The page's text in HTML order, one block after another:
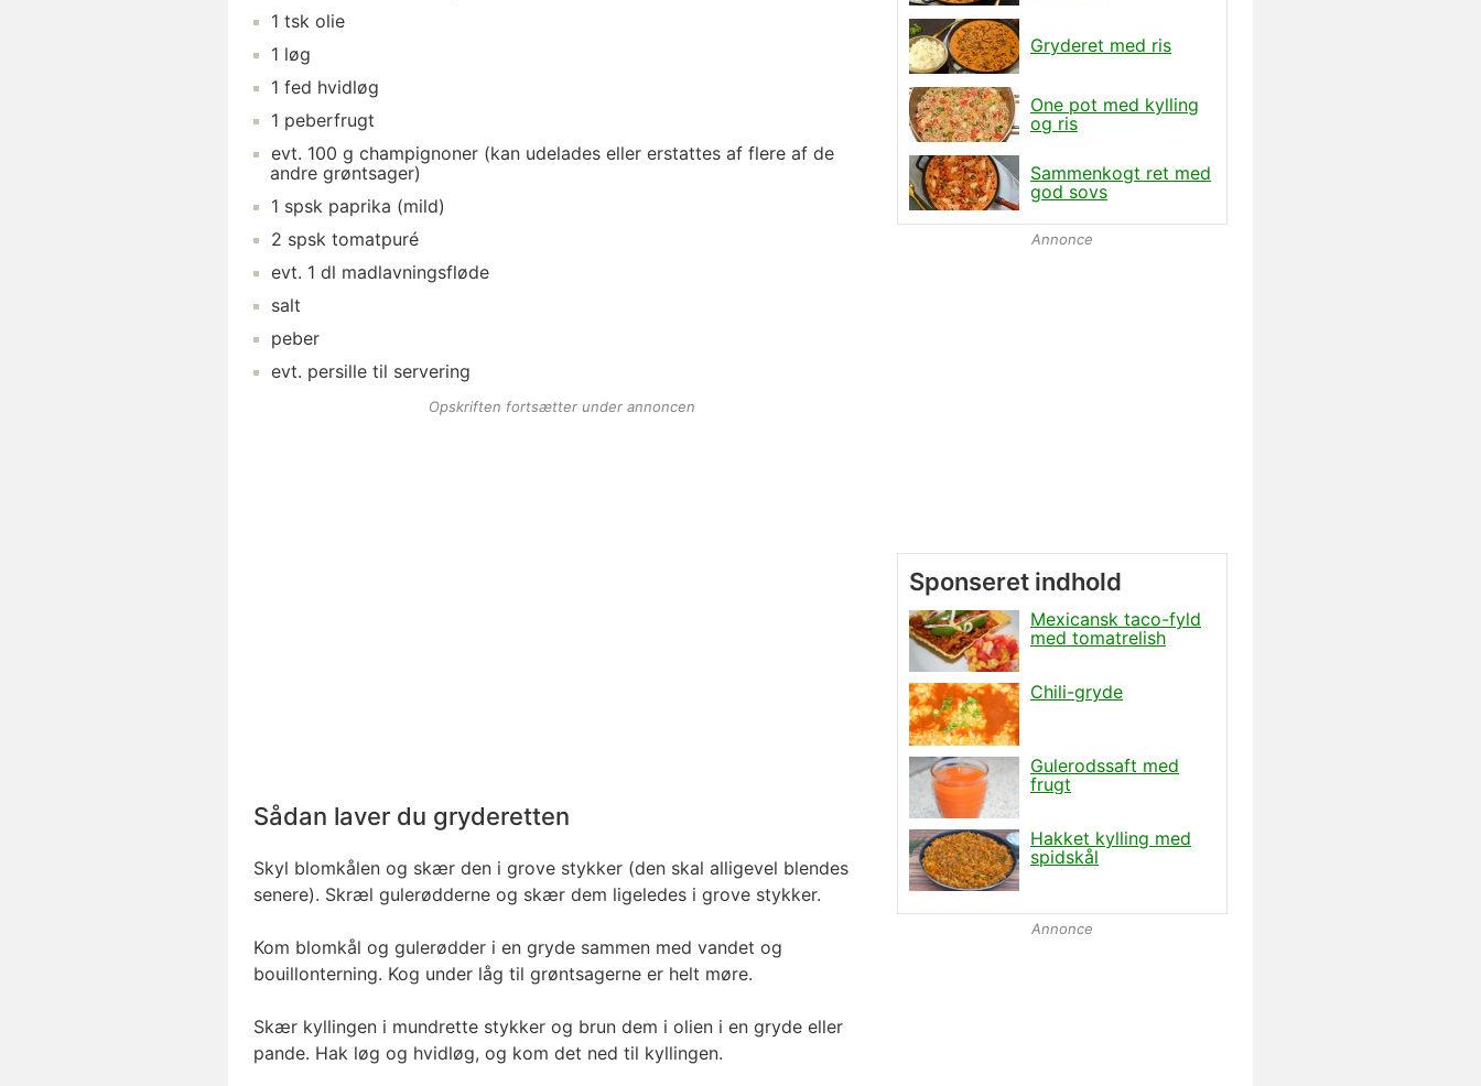
1 tsk olie
1 løg
1 fed hvidløg
1 peberfrugt
evt. 100 g champignoner (kan udelades eller erstattes af flere af de
andre grøntsager)
1 spsk paprika (mild)
2 spsk tomatpuré
evt. 1 dl madlavningsfløde
salt
peber
evt. persille til servering
Opskriften fortsætter under annoncen
Sådan laver du gryderetten
Skyl blomkålen og skær den i grove stykker (den skal alligevel blendes
senere). Skræl gulerødderne og skær dem ligeledes i grove stykker.
Kom blomkål og gulerødder i en gryde sammen med vandet og
bouillonterning. Kog under låg til grøntsagerne er helt møre.
Skær kyllingen i mundrette stykker og brun dem i olien i en gryde eller
pande. Hak løg og hvidløg, og kom det ned til kyllingen.
Gryderet med ris
One pot med kylling
og ris
Sammenkogt ret med
god sovs
Annonce
Annonce